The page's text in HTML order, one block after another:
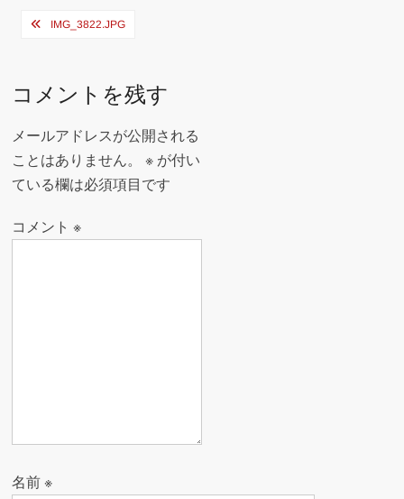
b
k
投
ナ
ビ
ゲ
ー
シ
ョ
IMG_3822.JPG
コメントを残す
メールアドレスが公開される
ことはありません。
※ が付い
ている欄は必須項目です
コメント※
名前※